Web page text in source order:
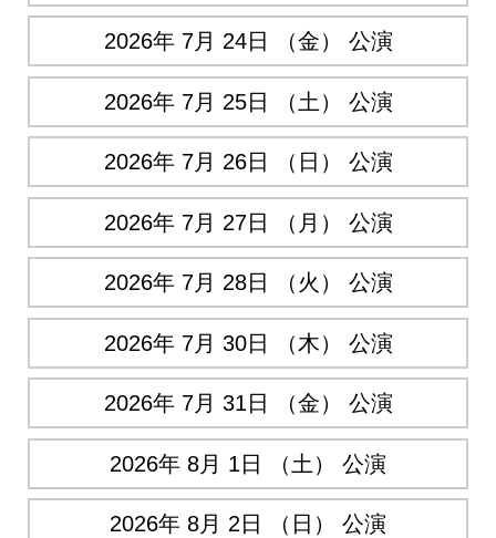
2026年 7月 24日 （金） 公演
2026年 7月 25日 （土） 公演
2026年 7月 26日 （日） 公演
2026年 7月 27日 （月） 公演
2026年 7月 28日 （火） 公演
2026年 7月 30日 （木） 公演
2026年 7月 31日 （金） 公演
2026年 8月 1日 （土） 公演
2026年 8月 2日 （日） 公演